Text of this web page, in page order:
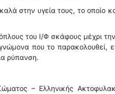
στην υγεία τους, το οποίο
του Ι/Φ σκάφους μέχρι
που το παρακολουθεί,
ρύπανση.
– Ελληνικής